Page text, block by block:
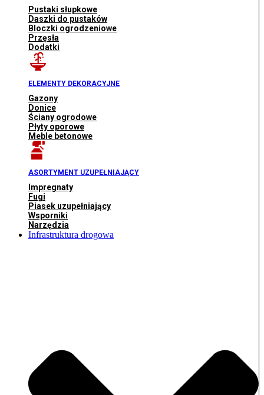
Pustaki słupkowe
Daszki do pustaków
Bloczki ogrodzeniowe
Przęsła
Dodatki
ELEMENTY DEKORACYJNE
Gazony
Donice
Ściany ogrodowe
Płyty oporowe
Meble betonowe
ASORTYMENT UZUPEŁNIAJĄCY
Impregnaty
Fugi
Piasek uzupełniający
Wsporniki
Narzędzia
Infrastruktura drogowa